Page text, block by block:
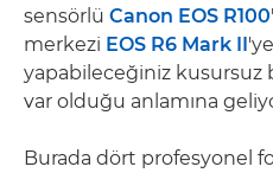
sensörlü Canon EOS R100
merkezi EOS R6 Mark II
yapabileceğiniz kusursuz
var olduğu anlamına
Burada dört profesyonel